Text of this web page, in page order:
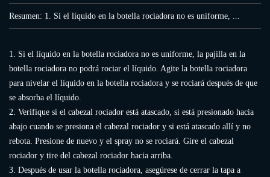
Resumen: 1. Si el líquido en la botella rociadora no es uniforme, ...
1. Si el líquido en la botella rociadora no es uniforme, la pajilla en la
botella rociadora no podrá rociar el líquido. Agite la botella rociadora
para nivelar el líquido en la botella rociadora y se rociará después de que
se absorba el líquido.
2. Verifique si el cabezal rociador está atascado, si está presionado hacia
abajo cuando se presiona el cabezal rociador y si está atascado allí y no
rebota. Presione de nuevo y el spray no se rociará. Gire el cabezal
rociador y tire del cabezal rociador hacia arriba.
3. Después de usar la botella rociadora, asegúrese de cerrar la tapa a